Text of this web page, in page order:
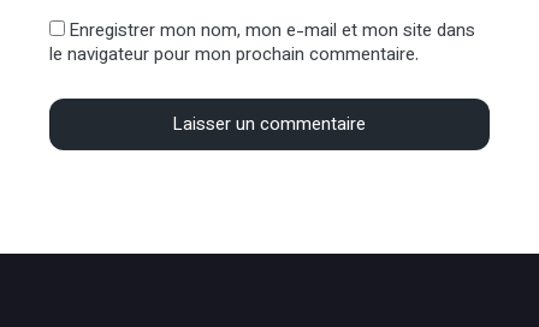
Enregistrer mon nom, mon e-mail et mon site dans
le navigateur pour mon prochain commentaire.